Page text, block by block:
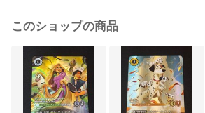
このショップの商品